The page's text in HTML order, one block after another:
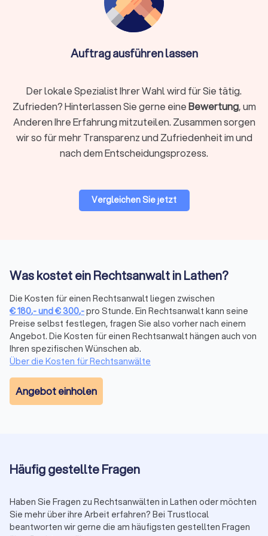
Rechtsgebiet identifizieren
Arbeitsrecht, Familienrecht, Mietrecht, Strafrecht und andere
Bereiche erfordern jeweils spezialisiertes Wissen. Ein
nachgewiesene Erfahrung in seinem Gebiet.
Regionale oder überregionale Suche
Für viele Mandate ist ein Anwalt in Ihrer Nähe praktisch,
insbesondere wenn persönliche Treffen oder
viel Kommunikation heute digital abläuft.
Mandantenbewertungen von verschiedenen Plattformen und
zusammen. So sehen Sie auf einen Blick, wie andere
Mandanten die Kommunikation, Erfolgsquote und Betreuung
bewerten, ohne verschiedene Websites durchsuchen zu
müssen.
Erstberatung nutzen
Viele Anwälte bieten eine Erstberatung an, um Ihren Fall zu
Kompetenz und das persönliche Auftreten des Anwalts zu
Auf Transparenz und Kommunikation achten
Ein guter Anwalt erklärt verständlich, wie er Ihren Fall
Auftrag ausführen lassen
Der lokale Spezialist Ihrer Wahl wird für Sie tätig.
Zufrieden? Hinterlassen Sie gerne eineBewertung, um
Anderen Ihre Erfahrung mitzuteilen. Zusammen sorgen
wir so für mehr Transparenz und Zufriedenheit im und
nach dem Entscheidungsprozess.
Vergleichen Sie jetzt
Was kostet ein Rechtsanwalt in Lathen?
Die Kosten für einen Rechtsanwalt liegen zwischen
€180,-und€300,-pro Stunde. Ein Rechtsanwalt kann seine
Preise selbst festlegen, fragen Sie also vorher nach einem
Angebot. Die Kosten für einen Rechtsanwalt hängen auch von
Ihren spezifischen Wünschen ab.
Über die Kosten für Rechtsanwälte
Angebot einholen
Häufig gestellte Fragen
Haben Sie Fragen zu Rechtsanwälten in Lathen oder möchten
Sie mehr über ihre Arbeit erfahren? Bei Trustlocal
beantworten wir gerne die am häufigsten gestellten Fragen